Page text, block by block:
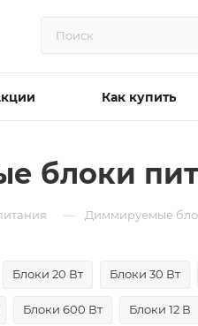
Как купить
блоки
— Диммируемые
Блоки 20 Вт Блоки 30 Вт
Блоки 600 Вт Блоки 12 В